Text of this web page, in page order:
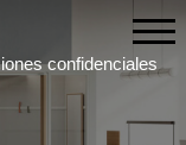
confidenciales